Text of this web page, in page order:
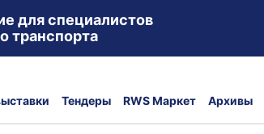
для специалистов
транспорта
Тендеры RWS Маркет Архивы